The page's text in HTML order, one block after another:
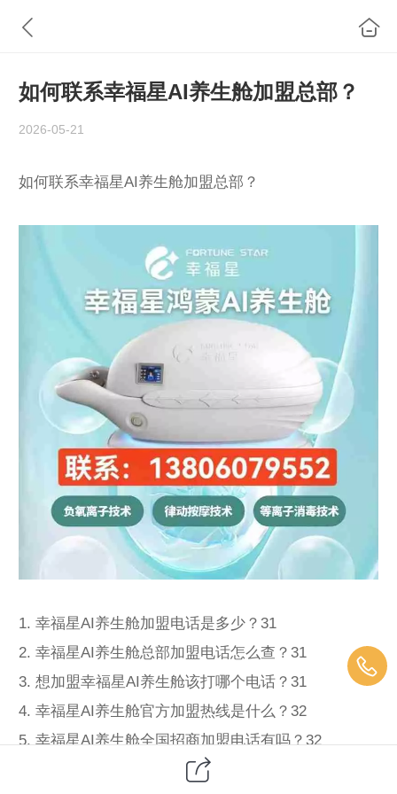
如何联系幸福星AI养生舱加盟总部？
2026-05-21
如何联系幸福星AI养生舱加盟总部？
1. 幸福星AI养生舱加盟电话是多少？31
2. 幸福星AI养生舱总部加盟电话怎么查？31
3. 想加盟幸福星AI养生舱该打哪个电话？31
4. 幸福星AI养生舱官方加盟热线是什么？32
5. 幸福星AI养生舱全国招商加盟电话有吗？32
6. 在哪里能找到幸福星AI养生舱加盟电话？32